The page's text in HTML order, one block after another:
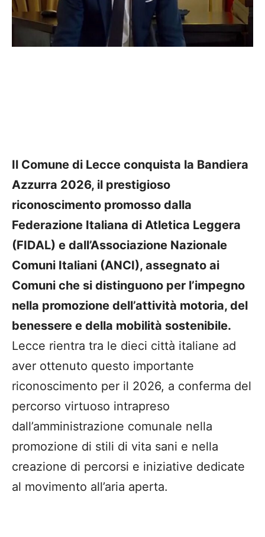
Il Comune di Lecce conquista la Bandiera
Azzurra 2026, il prestigioso
riconoscimento promosso dalla
Federazione Italiana di Atletica Leggera
(FIDAL) e dall’Associazione Nazionale
Comuni Italiani (ANCI), assegnato ai
Comuni che si distinguono per l’impegno
nella promozione dell’attività motoria, del
benessere e della mobilità sostenibile.
Lecce rientra tra le dieci città italiane ad
aver ottenuto questo importante
riconoscimento per il 2026, a conferma del
percorso virtuoso intrapreso
dall’amministrazione comunale nella
promozione di stili di vita sani e nella
creazione di percorsi e iniziative dedicate
al movimento all’aria aperta.